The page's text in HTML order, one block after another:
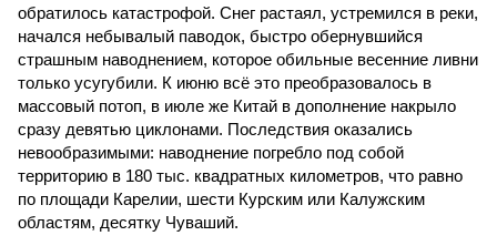
обратилось катастрофой. Снег растаял, устремился в реки,
начался небывалый паводок, быстро обернувшийся
страшным наводнением, которое обильные весенние ливни
только усугубили. К июню всё это преобразовалось в
массовый потоп, в июле же Китай в дополнение накрыло
сразу девятью циклонами. Последствия оказались
невообразимыми: наводнение погребло под собой
территорию в 180 тыс. квадратных километров, что равно
по площади Карелии, шести Курским или Калужским
областям, десятку Чуваший.